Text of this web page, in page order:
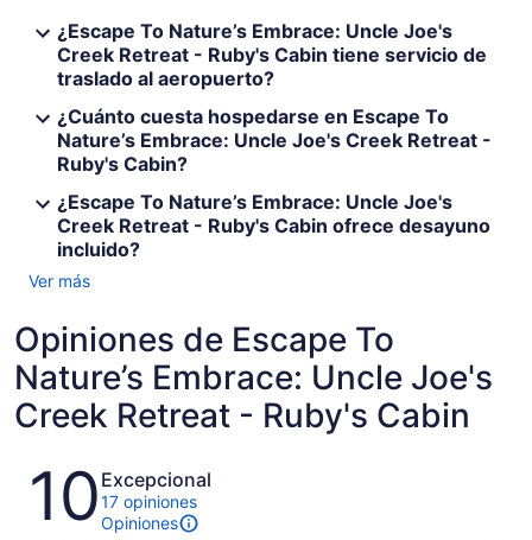
¿Escape To Nature’s Embrace: Uncle Joe's
Creek Retreat - Ruby's Cabin tiene servicio de
traslado al aeropuerto?
¿Cuánto cuesta hospedarse en Escape To
Nature’s Embrace: Uncle Joe's Creek Retreat -
Ruby's Cabin?
¿Escape To Nature’s Embrace: Uncle Joe's
Creek Retreat - Ruby's Cabin ofrece desayuno
incluido?
Ver más
Opiniones de Escape To
Nature’s Embrace: Uncle Joe's
Creek Retreat - Ruby's Cabin
Opiniones
10 Excepcional
17 opiniones
Opiniones